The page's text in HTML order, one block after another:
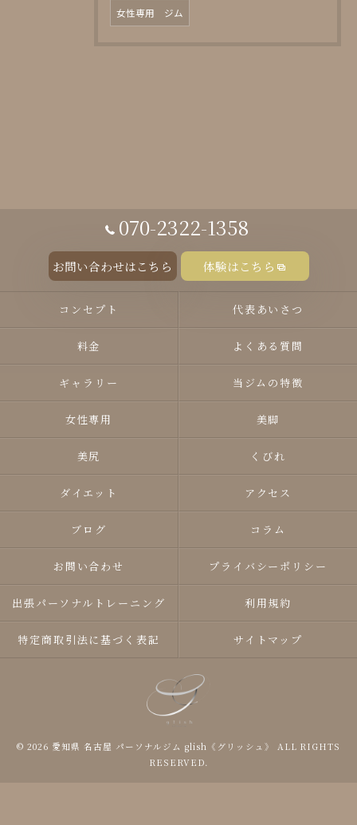
女性専用 ジム
070-2322-1358
お問い合わせはこちら 体験はこちら
コンセプト 代表あいさつ
料金 よくある質問
ギャラリー 当ジムの特徴
女性専用 美脚
美尻 くびれ
ダイエット アクセス
ブログ コラム
お問い合わせ プライバシーポリシー
出張パーソナルトレーニング 利用規約
特定商取引法に基づく表記 サイトマップ
© 2026 愛知県 名古屋 パーソナルジム glish《グリッシュ》 ALL RIGHTS
RESERVED.